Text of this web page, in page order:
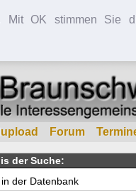
OK stimmen Sie
Forum
der Suche:
der Datenbank